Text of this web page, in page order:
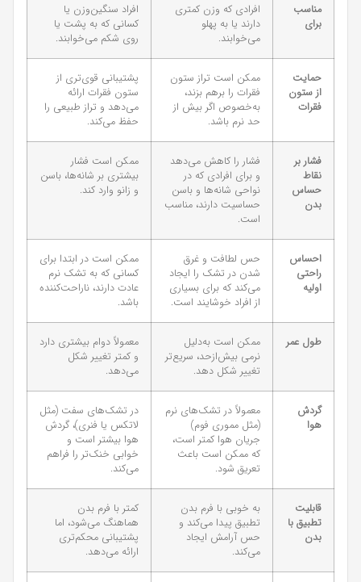
مناسب
برای
افرادی که وزن کمتری
دارند یا به پهلو
می‌خوابند.
افراد سنگین‌وزن یا
کسانی که به پشت یا
روی شکم می‌خوابند.
حمایت
از ستون
فقرات
ممکن است تراز ستون
فقرات را برهم بزند،
به‌خصوص اگر بیش از
حد نرم باشد.
پشتیبانی قوی‌تری از
ستون فقرات ارائه
می‌دهد و تراز طبیعی را
حفظ می‌کند.
فشار بر
نقاط
حساس
بدن
فشار را کاهش می‌دهد
و برای افرادی که در
نواحی شانه‌ها و باسن
حساسیت دارند، مناسب
است.
ممکن است فشار
بیشتری بر شانه‌ها، باسن
و زانو وارد کند.
احساس
راحتی
اولیه
حس لطافت و غرق
شدن در تشک را ایجاد
می‌کند که برای بسیاری
از افراد خوشایند است.
ممکن است در ابتدا برای
کسانی که به تشک نرم
عادت دارند، ناراحت‌کننده
باشد.
طول عمر
ممکن است به‌دلیل
نرمی بیش‌ازحد، سریع‌تر
تغییر شکل دهد.
معمولاً دوام بیشتری دارد
و کمتر تغییر شکل
می‌دهد.
گردش
هوا
معمولاً در تشک‌های نرم
(مثل مموری فوم)
جریان هوا کمتر است،
که ممکن است باعث
تعریق شود.
در تشک‌های سفت (مثل
لاتکس یا فنری)، گردش
هوا بیشتر است و
خوابی خنک‌تر را فراهم
می‌کند.
قابلیت
تطبیق با
بدن
به خوبی با فرم بدن
تطبیق پیدا می‌کند و
حس آرامش ایجاد
می‌کند.
کمتر با فرم بدن
هماهنگ می‌شود، اما
پشتیبانی محکم‌تری
ارائه می‌دهد.